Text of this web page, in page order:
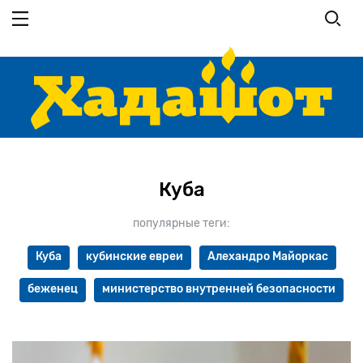
основному
Куба
популярные теги:
Куба кубинские евреи Алехандро Майоркас
беженец министерство внутренней безопасности